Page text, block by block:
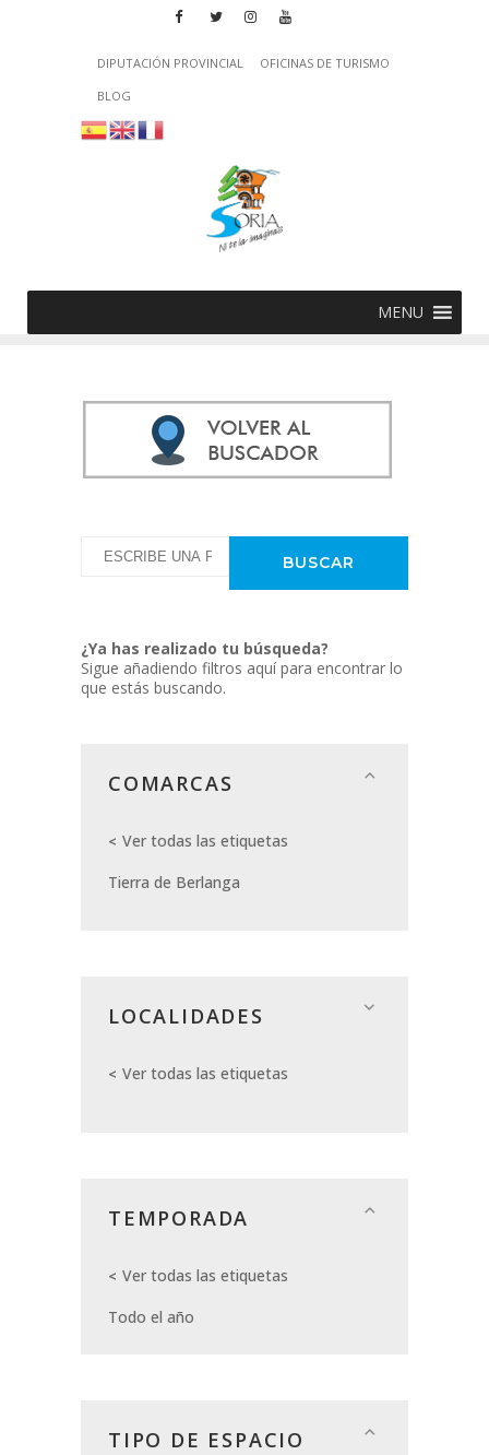
DIPUTACIÓN PROVINCIAL
OFICINAS DE TURISMO
BLOG
MENU
¿Ya has realizado tu búsqueda?
Sigue añadiendo filtros aquí para encontrar lo
que estás buscando.
COMARCAS
Ver todas las etiquetas
Tierra de Berlanga
LOCALIDADES
Ver todas las etiquetas
TEMPORADA
Ver todas las etiquetas
Todo el año
TIPO DE ESPACIO